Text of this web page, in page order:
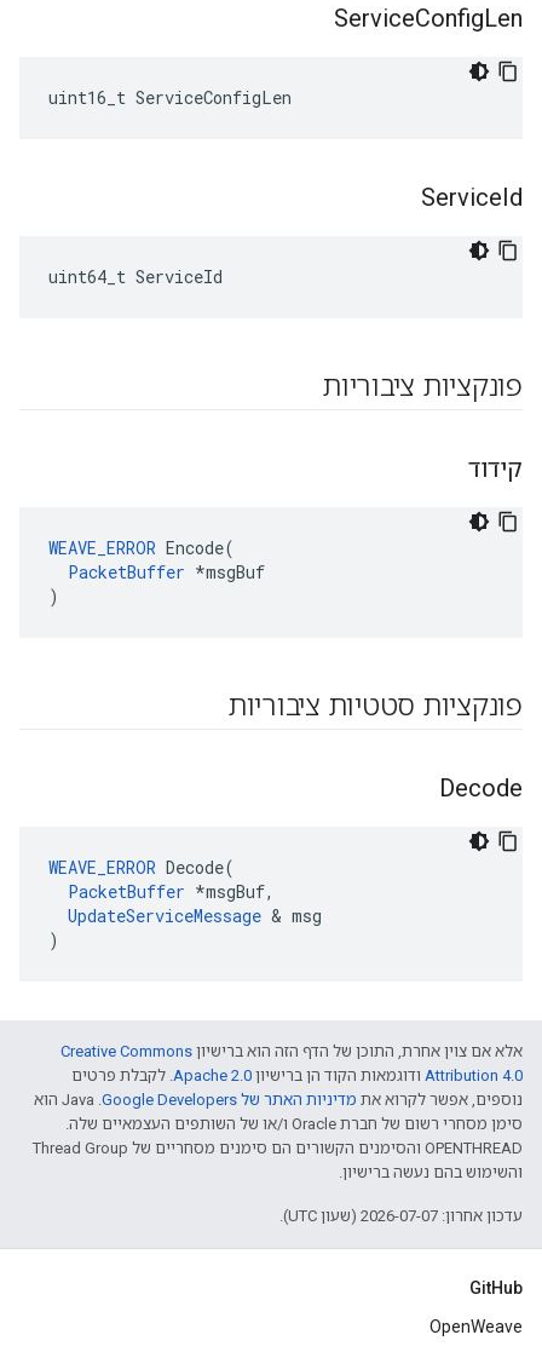
ServiceConfigLen
uint16_t ServiceConfigLen
ServiceId
uint64_t ServiceId
פונקציות ציבוריות
קידוד
WEAVE_ERROR Encode(
PacketBuffer *msgBuf
)
פונקציות סטטיות ציבוריות
Decode
WEAVE_ERROR Decode(
PacketBuffer *msgBuf,
UpdateServiceMessage & msg
)
אלא אם צוין אחרת, התוכן של הדף הזה הוא ברישיון Creative Commons
Attribution 4.0‏ ודוגמאות הקוד הן ברישיון Apache 2.0‏. לקבלת פרטים
נוספים, אפשר לקרוא את מדיניות האתר של Google Developers‏
.‏ Java הוא
סימן מסחרי רשום של חברת Oracle ו/או של השותפים העצמאיים שלה.
‫OPENTHREAD והסימנים הקשורים הם סימנים מסחריים של Thread Group
והשימוש בהם נעשה ברישיון.
עדכון אחרון: 2026-07-07 (שעון UTC).
GitHub
OpenWeave